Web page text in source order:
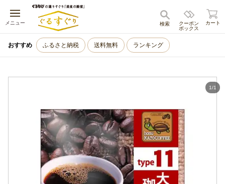
メニュー
キャンセル
クーポン
ボックス
検索 カート
おすすめ ふるさと納税 送料無料 ランキング
1/1